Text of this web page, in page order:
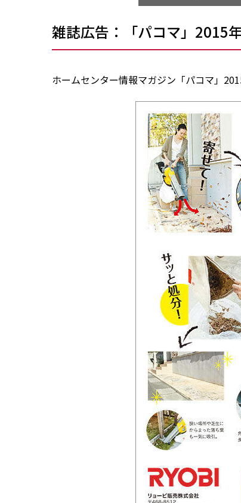
雑誌広告：「パコマ」
ホームセンター情報マガジン「パコマ」